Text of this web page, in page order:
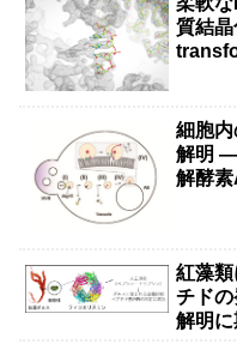
質結
細胞
解明 —
解酵
紅藻
チド
解明に